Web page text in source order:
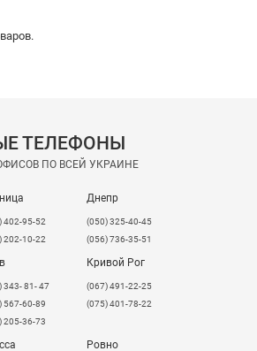
ТЕЛЕФОНЫ
ПО ВСЕЙ УКРАИНЕ
402-95-52
202-10-22
Днепр
(050) 325-40-45
(056) 736-35-51
343- 81- 47
567-60-89
205-36-73
Кривой Рог
(067) 491-22-25
(075) 401-78-22
Ровно